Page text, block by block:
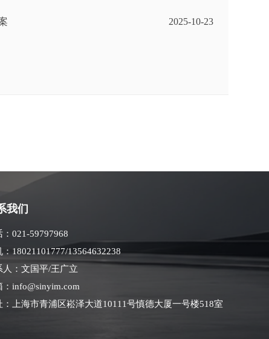
2025-10-23
我们
：021-59797968
：18021101777/13564632238
人：文国平/王广立
：info@sinyim.com
：上海市青浦区崧泽大道10111号慎德大厦一号楼518室